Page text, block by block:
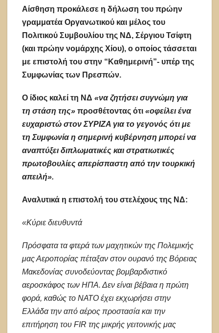
Αίσθηση προκάλεσε η δήλωση του πρώην
γραμματέα Οργανωτικού και μέλος του
Πολιτικού Συμβουλίου της ΝΔ, Σέργιου Τσίφτη
(και πρώην νομάρχης Χίου), ο οποίος τάσσεται
με επιστολή του στην “Καθημερινή”- υπέρ της
Συμφωνίας των Πρεσπών.
Ο ίδιος καλεί τη ΝΔ «να ζητήσει συγνώμη για
τη στάση της» προσθέτοντας ότι «οφείλει ένα
ευχαριστώ στον ΣΥΡΙΖΑ για το γεγονός ότι με
τη Συμφωνία η σημερινή κυβέρνηση μπορεί να
αναπτύξει διπλωματικές και στρατιωτικές
πρωτοβουλίες απερίσπαστη από την τουρκική
απειλή».
Αναλυτικά η επιστολή του στελέχους της ΝΔ:
«Κύριε διευθυντά
Πρόσφατα τα φτερά των μαχητικών της Πολεμικής
μας Αεροπορίας πέταξαν στον ουρανό της Βόρειας
Μακεδονίας συνοδεύοντας βομβαρδιστικό
αεροσκάφος των ΗΠΑ. Δεν είναι βέβαια η πρώτη
φορά, καθώς το ΝΑΤΟ έχει εκχωρήσει στην
Ελλάδα την από αέρος προστασία και την
επιτήρηση του FIR της μικρής γειτονικής μας